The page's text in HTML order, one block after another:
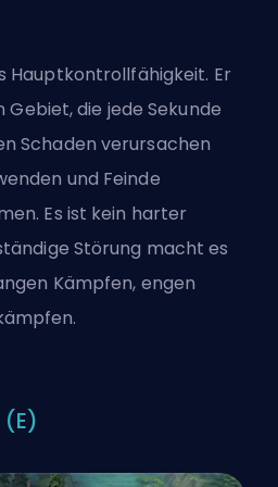
Hauptkontrollfähigkeit. Er
die jede Sekunde
Schaden verursachen
und Feinde
Es ist kein harter
Störung macht es
Kämpfen, engen